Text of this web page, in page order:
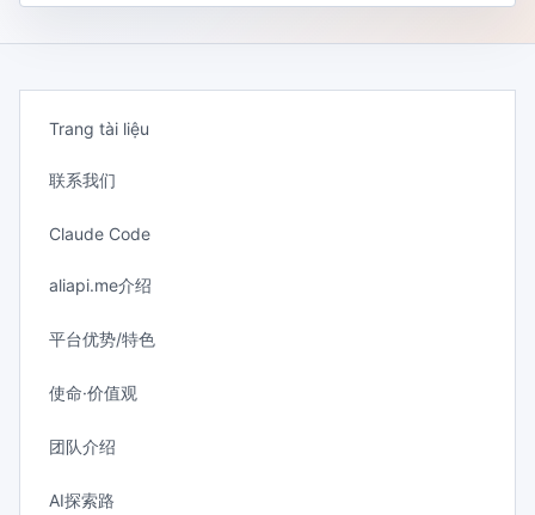
Trang tài liệu
联系我们
Claude Code
aliapi.me介绍
平台优势/特色
使命·价值观
团队介绍
AI探索路